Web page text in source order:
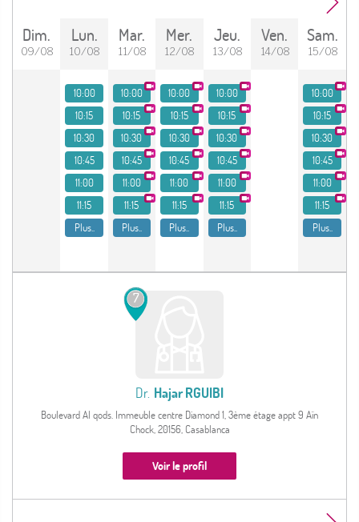
dim.
09/08
lun.
10/08
mar.
11/08
mer.
12/08
jeu.
13/08
ven.
14/08
sam.
15/08
10:00
10:15
10:30
10:45
11:00
11:15
Plus..
10:00
10:15
10:30
10:45
11:00
11:15
Plus..
10:00
10:15
10:30
10:45
11:00
11:15
Plus..
10:00
10:15
10:30
10:45
11:00
11:15
Plus..
10:00
10:15
10:30
10:45
11:00
11:15
Plus..
7
Dr. Hajar RGUIBI
Boulevard Al qods. Immeuble centre Diamond 1, 3ème étage appt 9 Aïn
Chock, 20156, Casablanca
Voir le profil